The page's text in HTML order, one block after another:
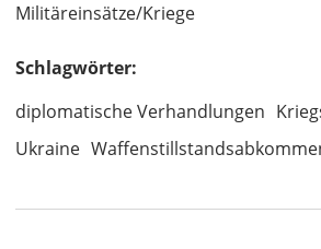
Militäreinsätze/Kriege
Schlagwörter:
diplomatische Verhandlungen
Ukraine